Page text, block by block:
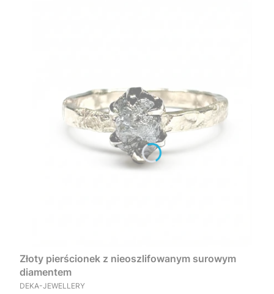
Złoty pierścionek z nieoszlifowanym surowym
diamentem
PRODUCENT
DEKA-JEWELLERY